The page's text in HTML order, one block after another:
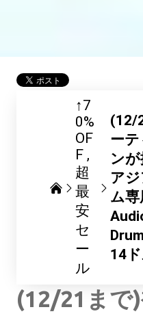
↑7
0%
OF
F
超
最
安
セ
ー
ル
(12/
ー
ン
ア
ム
14
(12/21まで